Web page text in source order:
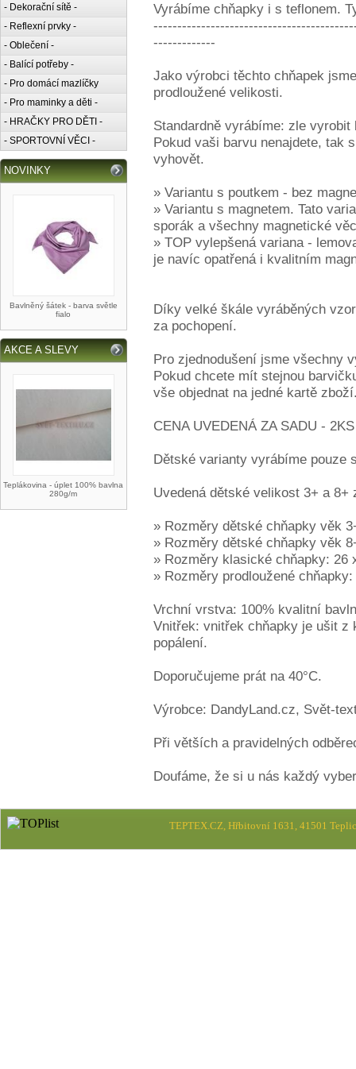
- Dekorační sítě -
- Reflexní prvky -
- Oblečení -
- Balící potřeby -
- Pro domácí mazlíčky
- Pro maminky a děti -
- HRAČKY PRO DĚTI -
- SPORTOVNÍ VĚCI -
NOVINKY
Bavlněný šátek - barva světle
fialo
AKCE A SLEVY
Teplákovina - úplet 100% bavlna
280g/m
Vyrábíme chňapky i s teflonem.
-------------
Jako výrobci těchto chňapek
prodloužené velikosti.
Standardně vyrábíme: zle
Pokud vaši barvu nenajdete, tak
vyhovět.
» Variantu s poutkem - bez
» Variantu s magnetem. Tato
sporák a všechny magnetické
» TOP vylepšená variana -
je navíc opatřená i kvalitním
Díky velké škále vyráběných
za pochopení.
Pro zjednodušení jsme všechny
Pokud chcete mít stejnou
vše objednat na jedné kartě
CENA UVEDENÁ ZA SADU -
Dětské varianty vyrábíme pouze
Uvedená dětské velikost 3+ a 8+
» Rozměry dětské chňapky věk
» Rozměry dětské chňapky věk
» Rozměry klasické chňapky: 26
» Rozměry prodloužené
Vrchní vrstva: 100% kvalitní
Vnitřek: vnitřek chňapky je ušit
popálení.
Doporučujeme prát na 40°C.
Výrobce: DandyLand.cz, Svět-
Při větších a pravidelných
Doufáme, že si u nás každý
TEPTEX.CZ, Hřbitovní 1631, 41501